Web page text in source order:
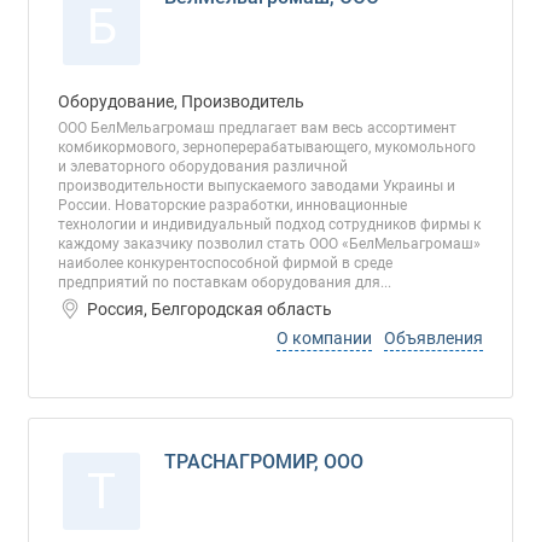
Оборудование, Производитель
ООО БелМельагромаш предлагает вам весь ассортимент
комбикормового, зерноперерабатывающего, мукомольного
и элеваторного оборудования различной
производительности выпускаемого заводами Украины и
России. Новаторские разработки, инновационные
технологии и индивидуальный подход сотрудников фирмы к
каждому заказчику позволил стать ООО «БелМельагромаш»
наиболее конкурентоспособной фирмой в среде
предприятий по поставкам оборудования для...
Россия, Белгородская область
О компании
Объявления
ТРАСНАГРОМИР, ООО